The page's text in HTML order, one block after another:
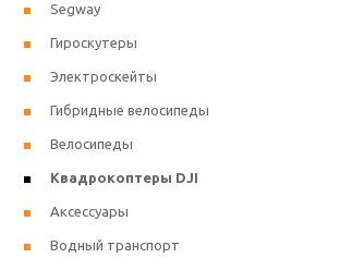
Segway
Гироскутеры
Электроскейты
Гибридные велосипеды
Велосипеды
Квадрокоптеры DJI
Аксессуары
Водный транспорт